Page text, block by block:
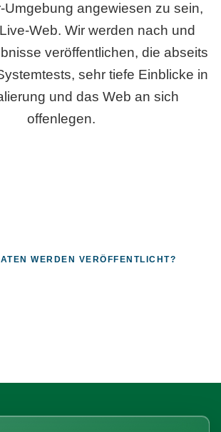
Umgebung angewiesen zu sein,
Web. Wir werden nach und
veröffentlichen, die abseits
sehr tiefe Einblicke in
und das Web an sich
offenlegen.
WERDEN VERÖFFENTLICHT?